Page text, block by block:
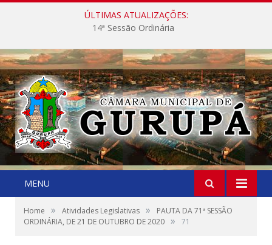
ÚLTIMAS ATUALIZAÇÕES:
14ª Sessão Ordinária
MENU
Home » Atividades Legislativas »
PAUTA DA 71ª SESSÃO
ORDINÁRIA, DE 21 DE OUTUBRO DE 2020 » 71